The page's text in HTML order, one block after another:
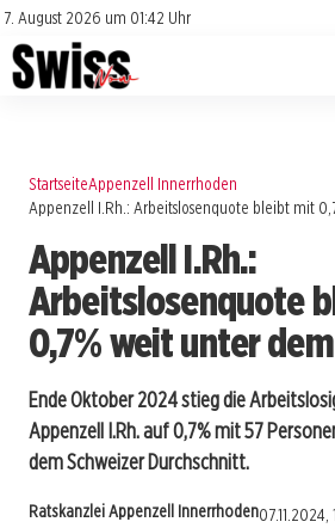
7. August 2026 um 01:42 Uhr
Impressum
Datenschutz
Jobs
Events
StartseiteAppenzell Innerrhoden
Appenzell I.Rh.: Arbeitslosenquote bleibt mit
Appenzell I.Rh.:
Arbeitslosenquote
0,7% weit unter
Ende Oktober 2024 stieg die
Appenzell I.Rh. auf 0,7% mit 57
dem Schweizer Durchschnitt.
Ratskanzlei Appenzell Innerrhoden07.11.2024,